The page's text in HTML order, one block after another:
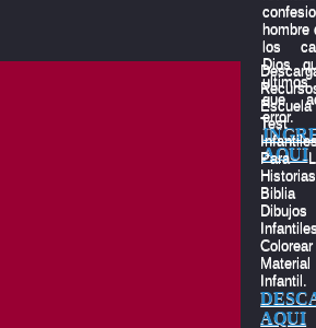
hombre
los
Dios
que
error.
AQUI
Test
Para
Infantil.
AQUI